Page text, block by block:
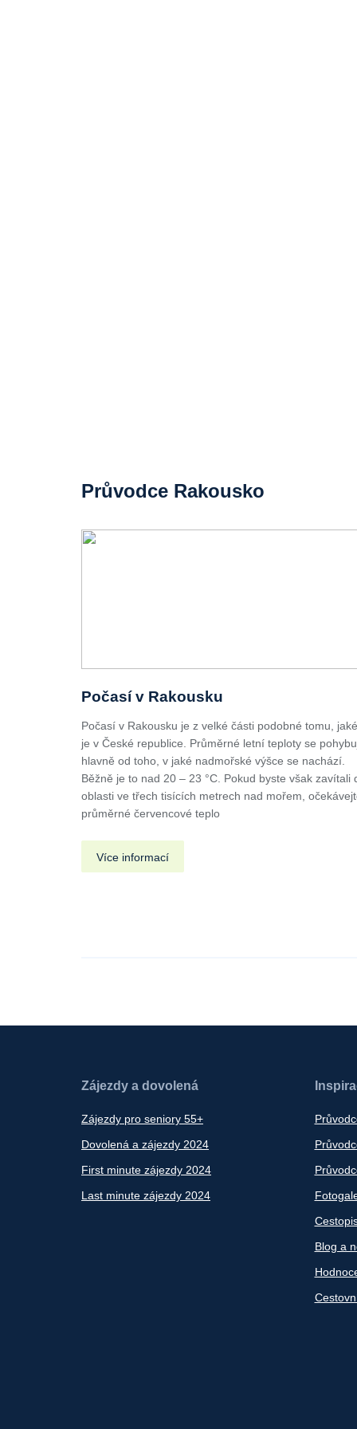
Průvodce Rakousko
Počasí v Rakousku
Počasí v Rakousku je z velké části podobné tomu, jaké
je v České republice. Průměrné letní teploty se
hlavně od toho, v jaké nadmořské výšce se nachází.
Běžně je to nad 20 – 23 °C. Pokud byste však zavítali
oblasti ve třech tisících metrech nad mořem,
průměrné červencové teplo
Více informací
Zájezdy a dovolená
Zájezdy pro seniory 55+
Dovolená a zájezdy 2024
First minute zájezdy 2024
Last minute zájezdy 2024
Blog a